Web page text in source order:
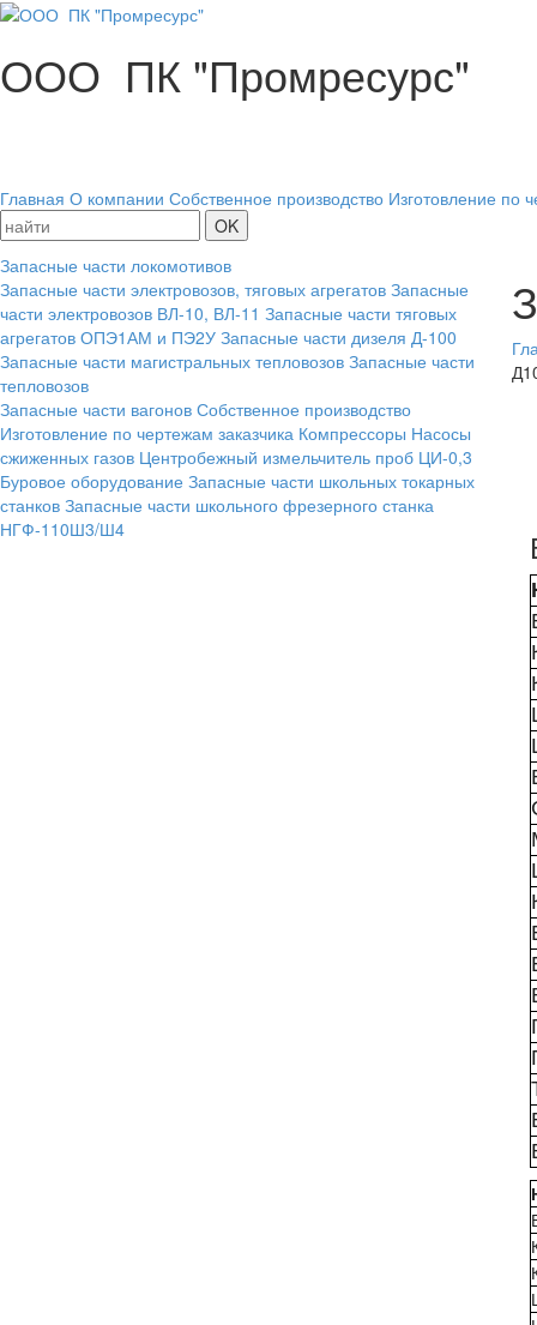
ООО ПК "Промресурс"
Главная О компании Собственное производство Изготовление по
Запасные части локомотивов
Запасные части электровозов, тяговых агрегатов Запасные
части электровозов ВЛ-10, ВЛ-11 Запасные части тяговых
агрегатов ОПЭ1АМ и ПЭ2У Запасные части дизеля Д-100
Запасные части магистральных тепловозов Запасные части
тепловозов
Запасные части вагонов Собственное производство
Изготовление по чертежам заказчика Компрессоры Насосы
сжиженных газов Центробежный измельчитель проб ЦИ-0,3
Буровое оборудование Запасные части школьных токарных
станков Запасные части школьного фрезерного станка
НГФ-110Ш3/Ш4